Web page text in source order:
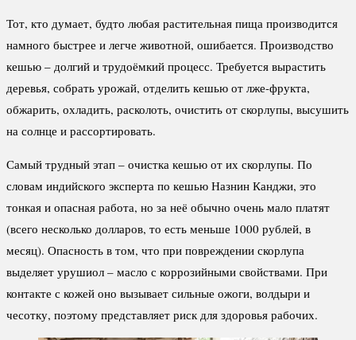
Тот, кто думает, будто любая растительная пища производится
намного быстрее и легче животной, ошибается. Производство
кешью – долгий и трудоёмкий процесс. Требуется вырастить
деревья, собрать урожай, отделить кешью от лже-фрукта,
обжарить, охладить, расколоть, очистить от скорлупы, высушить
на солнце и рассортировать.
Самый трудный этап – очистка кешью от их скорлупы. По
словам индийского эксперта по кешью Назнин Канджи, это
тонкая и опасная работа, но за неё обычно очень мало платят
(всего несколько долларов, то есть меньше 1000 рублей, в
месяц). Опасность в том, что при повреждении скорлупа
выделяет урушиол – масло с коррозийными свойствами. При
контакте с кожей оно вызывает сильные ожоги, волдыри и
чесотку, поэтому представляет риск для здоровья рабочих.